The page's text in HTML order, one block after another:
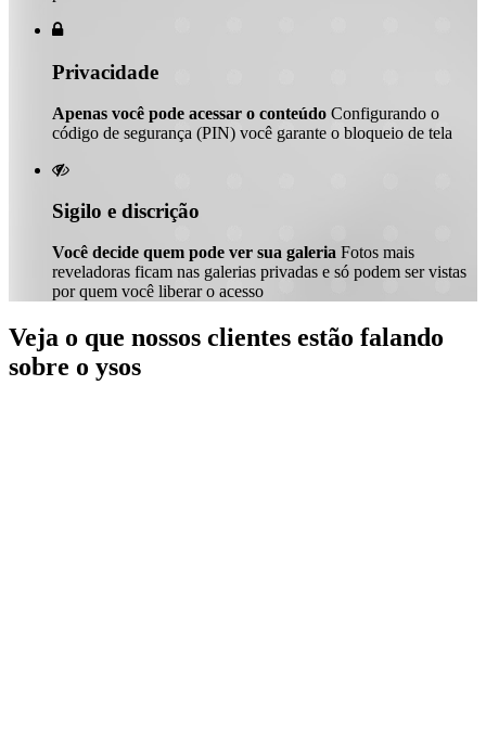

Privacidade
Apenas você pode acessar o conteúdo Configurando o
código de segurança (PIN) você garante o bloqueio de tela

Sigilo e discrição
Você decide quem pode ver sua galeria Fotos mais
reveladoras ficam nas galerias privadas e só podem ser vistas
por quem você liberar o acesso
Veja o que nossos clientes estão falando
sobre o ysos